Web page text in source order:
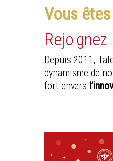
Vous
Depuis 2011,
dynamisme de
fort envers